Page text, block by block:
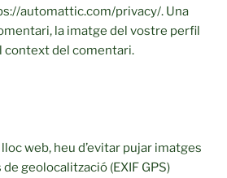
automattic.com/privacy/. Una
la imatge del vostre perfil
context del comentari.
web, heu d’evitar pujar imatges
geolocalització (EXIF GPS)